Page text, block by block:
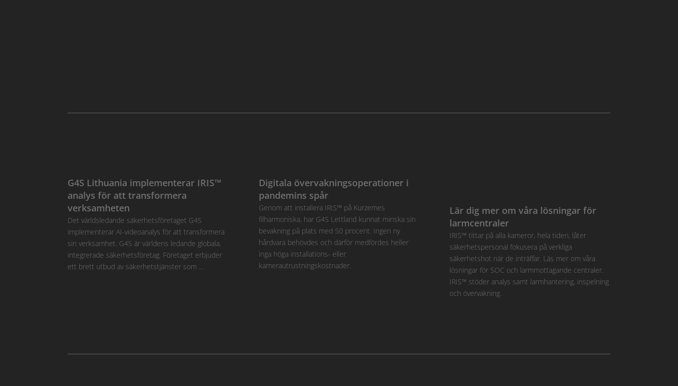
G4S Lithuania implementerar IRIS™
analys för att transformera
verksamheten
Det världsledande säkerhetsföretaget G4S
implementerar AI-videoanalys för att transformera
sin verksamhet. G4S är världens ledande globala,
integrerade säkerhetsföretag. Företaget erbjuder
ett brett utbud av säkerhetstjänster som ...
Digitala övervakningsoperationer i
pandemins spår
Genom att installera IRIS™ på Kurzemes
filharmoniska, har G4S Lettland kunnat minska sin
bevakning på plats med 50 procent. Ingen ny
hårdvara behövdes och därför medfördes heller
inga höga installations- eller
kamerautrustningskostnader.
Lär dig mer om våra lösningar för
larmcentraler
IRIS™ tittar på alla kameror, hela tiden, låter
säkerhetspersonal fokusera på verkliga
säkerhetshot när de inträffar. Läs mer om våra
lösningar för SOC och larmmottagande centraler.
IRIS™ stöder analys samt larmhantering, inspelning
och övervakning.